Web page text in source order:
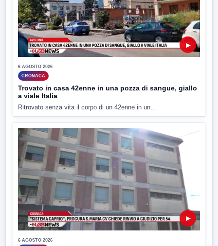
▶
6 AGOSTO 2026
CRONACA
Trovato in casa 42enne in una pozza di sangue, giallo
a viale Italia
Ritrovato senza vita il corpo di un 42enne in un...
▶
6 AGOSTO 2026